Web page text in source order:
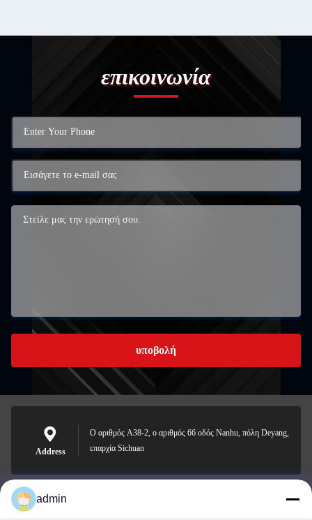
επικοινωνία
υποβολή
Address
Ο αριθμός A38-2, ο αριθμός 66 οδός Nanhu, πόλη Deyang,
επαρχία Sichuan
admin